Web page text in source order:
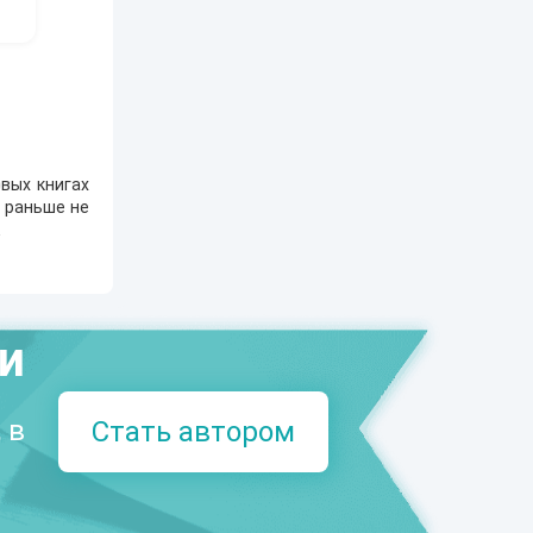
книгах
раньше не
в
Стать автором